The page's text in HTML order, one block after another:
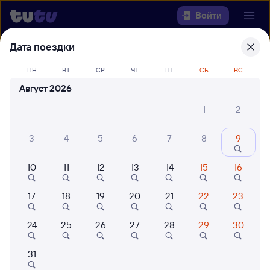
Войти
билеты Адлер — Череповец-1
Откуда
Найти поезда
Дата поездки
ПН ВТ СР ЧТ ПТ СБ ВС
Август 2026
1
2
3 4 5 6 7 8 9
10 11 12 13 14 15 16
17 18 19 20 21 22 23
24 25 26 27 28 29 30
31